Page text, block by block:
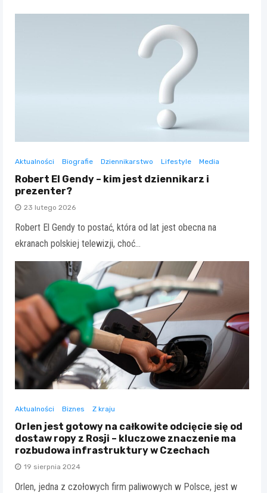
Aktualności Biografie Dziennikarstwo Lifestyle Media
Robert El Gendy – kim jest dziennikarz i
prezenter?
23 lutego 2026
Robert El Gendy to postać, która od lat jest obecna na
ekranach polskiej telewizji, choć…
Aktualności Biznes Z kraju
Orlen jest gotowy na całkowite odcięcie się od
dostaw ropy z Rosji – kluczowe znaczenie ma
rozbudowa infrastruktury w Czechach
19 sierpnia 2024
Orlen, jedna z czołowych firm paliwowych w Polsce, jest w